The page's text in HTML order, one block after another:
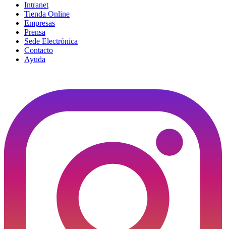
Intranet
Tienda Online
Empresas
Prensa
Sede Electrónica
Contacto
Ayuda